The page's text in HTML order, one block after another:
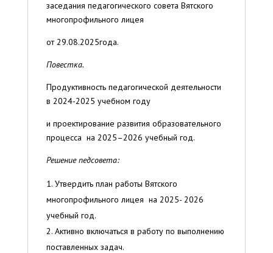
заседания педагогического совета Вятского
многопрофильного лицея
от 29.08.2025года.
Повестка.
Продуктивность педагогической деятельности
в 2024-2025 учебном году
и проектирование развития образовательного
процесса на 2025–2026 учебный год.
Решение педсовета:
Утвердить план работы Вятского
многопрофильного лицея на 2025- 2026
учебный год.
Активно включаться в работу по выполнению
поставленных задач.